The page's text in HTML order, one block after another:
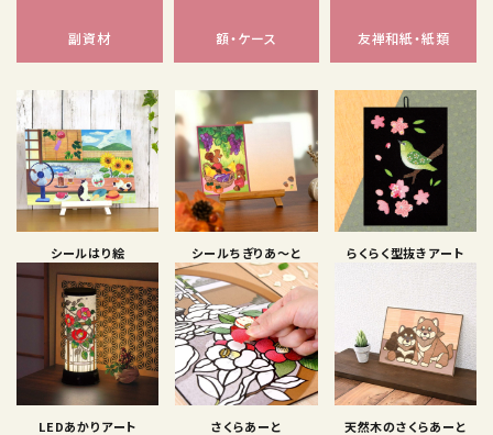
副資材 額・ケース 友禅和紙・紙類
シールはり絵 シールちぎりあ〜と らくらく型抜きアート
LEDあかりアート
さくらあーと 天然木のさくらあーと